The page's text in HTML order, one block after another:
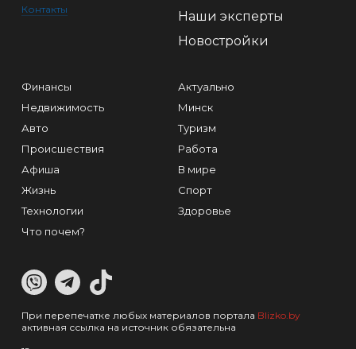
Контакты
Наши эксперты
Новостройки
Финансы
Недвижимость
Авто
Происшествия
Афиша
Жизнь
Технологии
Что почем?
Актуально
Минск
Туризм
Работа
В мире
Спорт
Здоровье
При перепечатке любых материалов портала Blizko.by
активная ссылка на источник обязательна